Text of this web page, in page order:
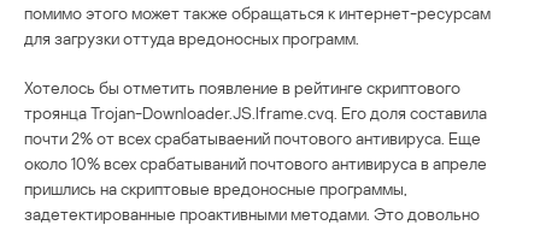
помимо этого может также обращаться к интернет-ресурсам
для загрузки оттуда вредоносных программ.
Хотелось бы отметить появление в рейтинге скриптового
троянца Trojan-Downloader.JS.Iframe.cvq. Его доля составила
почти 2% от всех срабатываений почтового антивируса. Еще
около 10% всех срабатываний почтового антивируса в апреле
пришлись на скриптовые вредоносные программы,
задетектированные проактивными методами. Это довольно